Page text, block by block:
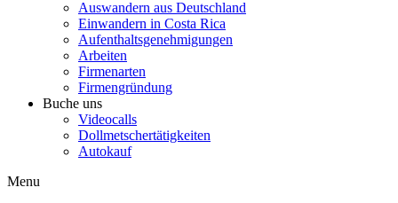
Auswandern aus Deutschland
Einwandern in Costa Rica
Aufenthaltsgenehmigungen
Arbeiten
Firmenarten
Firmengründung
Buche uns
Videocalls
Dollmetschertätigkeiten
Autokauf
Menu